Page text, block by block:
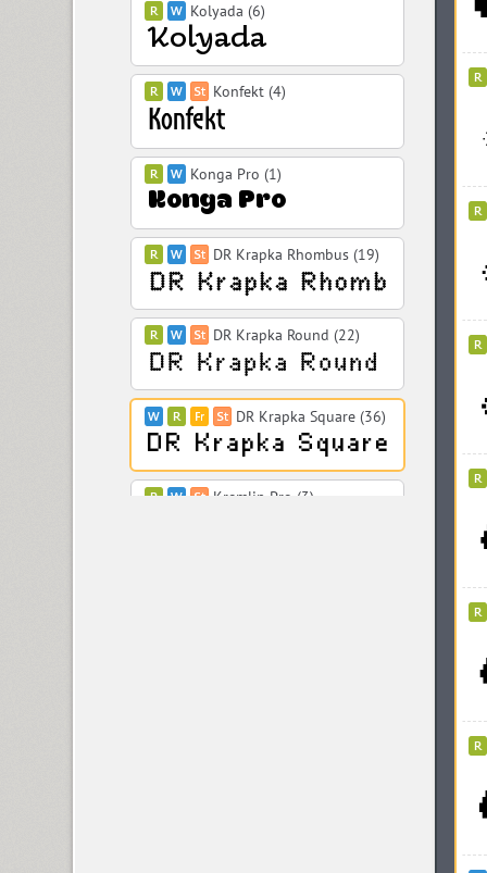
Kolyada (6)
Konfekt (4)
Konga Pro (1)
DR Krapka Rhombus (19)
DR Krapka Round (22)
DR Krapka Square (36)
Kremlin Pro (3)